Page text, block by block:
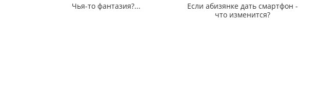
Чья-то фантазия?...
Если абизянке дать смартфон -
что изменится?